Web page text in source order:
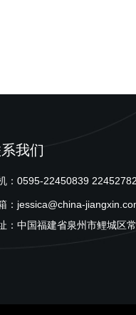
我们
：0595-22450839 22452782
：jessica@china-
：中国福建省泉州市鲤城区